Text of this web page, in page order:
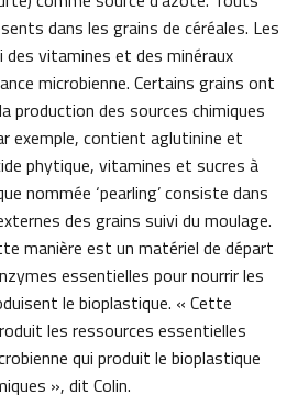
dans les grains de céréales. Les
vitamines et des minéraux
microbienne. Certains grains ont
production des sources chimiques
exemple, contient aglutinine et
phytique, vitamines et sucres à
nommée ‘pearling’ consiste dans
des grains suivi du moulage.
manière est un matériel de départ
essentielles pour nourrir les
le bioplastique. « Cette
les ressources essentielles
qui produit le bioplastique
», dit Colin.